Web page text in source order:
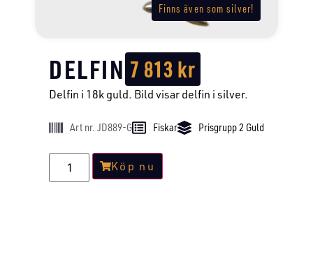
Finns även som silver!
DELFIN 7 813kr
Delfin i 18k guld. Bild visar delfin i silver.
Art nr. JD889-G Fiskar Prisgrupp 2 Guld
Köp nu